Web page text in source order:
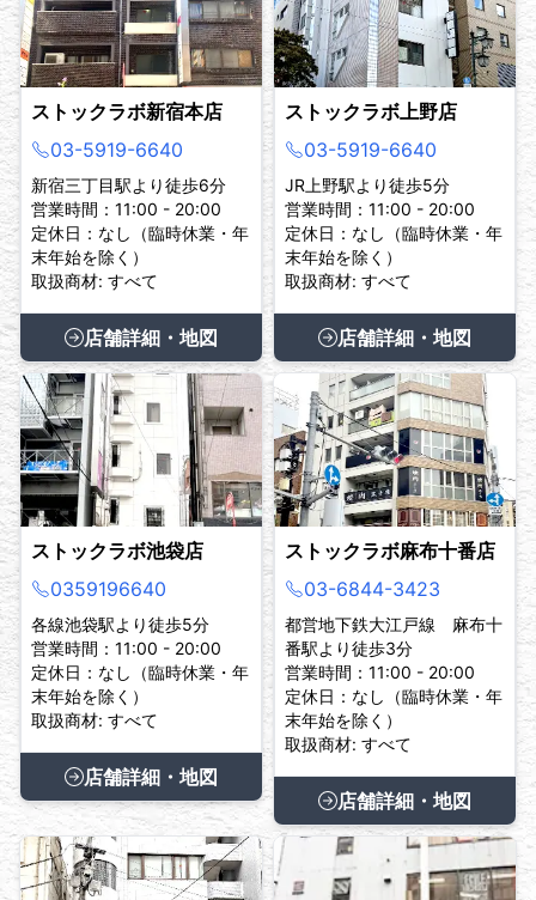
ストックラボ新宿本店
03-5919-6640
新宿三丁目駅より徒歩6分
営業時間：11:00 - 20:00
定休日：なし（臨時休業・年
末年始を除く）
取扱商材: すべて
店舗詳細・地図
ストックラボ上野店
03-5919-6640
JR上野駅より徒歩5分
営業時間：11:00 - 20:00
定休日：なし（臨時休業・年
末年始を除く）
取扱商材: すべて
店舗詳細・地図
ストックラボ池袋店
0359196640
各線池袋駅より徒歩5分
営業時間：11:00 - 20:00
定休日：なし（臨時休業・年
末年始を除く）
取扱商材: すべて
店舗詳細・地図
ストックラボ麻布十番店
03-6844-3423
都営地下鉄大江戸線 麻布十
番駅より徒歩3分
営業時間：11:00 - 20:00
定休日：なし（臨時休業・年
末年始を除く）
取扱商材: すべて
店舗詳細・地図